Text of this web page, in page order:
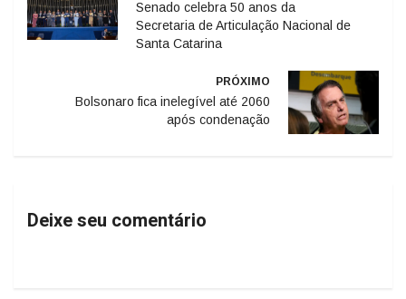
Senado celebra 50 anos da
Secretaria de Articulação Nacional de
Santa Catarina
PRÓXIMO
Bolsonaro fica inelegível até 2060
após condenação
Deixe seu comentário